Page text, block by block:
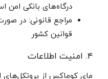
درگاه‌های بانکی امن
مراجع قانونی: در
قوانین کشور
۴. امنیت اطلاعات
مای کوماکس از پروتکل‌های